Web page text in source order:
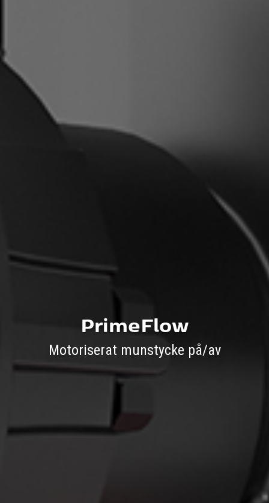
PrimeFlow
Motoriserat munstycke på/av